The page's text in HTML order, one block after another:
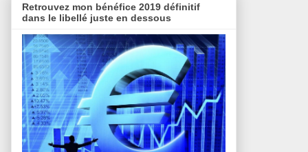
Retrouvez mon bénéfice 2019 définitif
dans le libellé juste en dessous